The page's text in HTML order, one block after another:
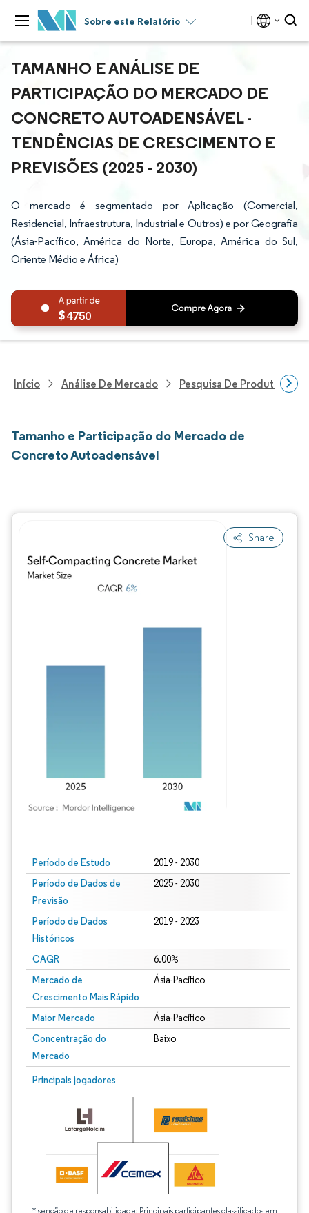
Sobre este Relatório
TAMANHO E ANÁLISE DE
PARTICIPAÇÃO DO MERCADO DE
CONCRETO AUTOADENSÁVEL -
TENDÊNCIAS DE CRESCIMENTO E
PREVISÕES (2025 - 2030)
O mercado é segmentado por Aplicação (Comercial,
Residencial, Infraestrutura, Industrial e Outros) e por Geografia
(Ásia-Pacífico, América do Norte, Europa, América do Sul,
Oriente Médio e África)
4750
Início Análise De Mercado Pesquisa De Produtos
Tamanho e Participação do Mercado de
Concreto Autoadensável
Share
Período de Estudo 2019 - 2030
Período de Dados de
Previsão
2025 - 2030
Período de Dados
Históricos
2019 - 2023
CAGR 6.00%
Mercado de
Crescimento Mais Rápido
Ásia-Pacífico
Maior Mercado Ásia-Pacífico
Concentração do
Mercado
Baixo
Principais jogadores
*Isenção de responsabilidade: Principais participantes classificados em